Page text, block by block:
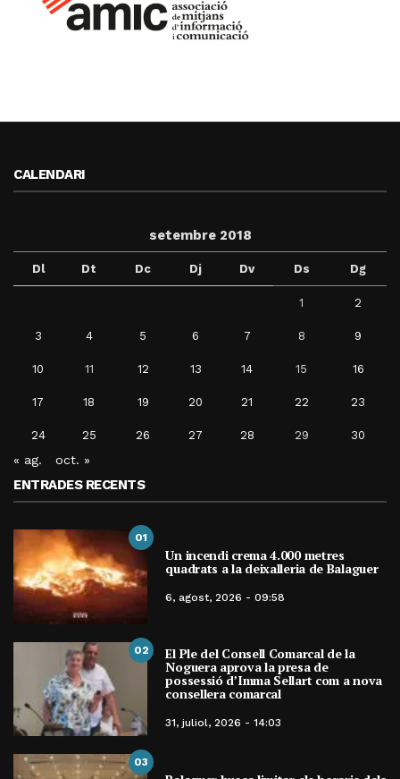
CALENDARI
setembre 2018
Dl Dt Dc Dj Dv Ds Dg
1 2
3 4 5 6 7 8 9
10 11 12 13 14 15 16
17 18 19 20 21 22 23
24 25 26 27 28 29 30
« ag. oct. »
ENTRADES RECENTS
01
Un incendi crema 4.000 metres
quadrats a la deixalleria de Balaguer
6, agost, 2026 - 09:58
02 El Ple del Consell Comarcal de la
Noguera aprova la presa de
possessió d’Imma Sellart com a nova
consellera comarcal
31, juliol, 2026 - 14:03
03